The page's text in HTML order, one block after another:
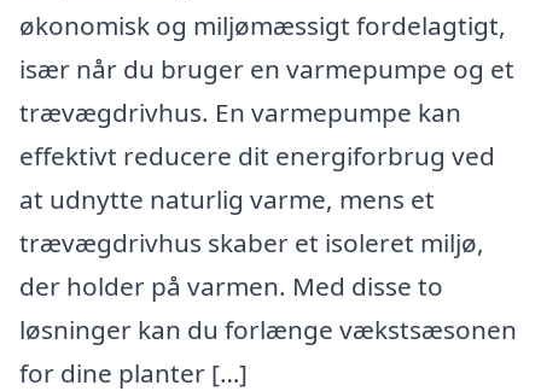
økonomisk og miljømæssigt fordelagtigt,
især når du bruger en varmepumpe og et
trævægdrivhus. En varmepumpe kan
effektivt reducere dit energiforbrug ved
at udnytte naturlig varme, mens et
trævægdrivhus skaber et isoleret miljø,
der holder på varmen. Med disse to
løsninger kan du forlænge vækstsæsonen
for dine planter […]